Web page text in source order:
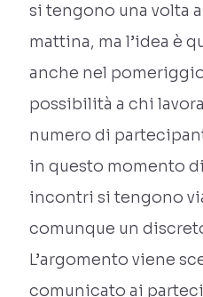
si tengono una volta
mattina, ma l’idea è
anche nel
possibilità a chi
numero di
in questo momento
incontri si tengono
comunque un
L’argomento viene
comunicato ai